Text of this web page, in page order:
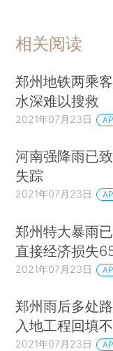
相关阅读
郑州地铁两乘
水深难以搜救
2021年07月23日
河南强降雨已
失踪
2021年07月23日
郑州特大暴雨
直接经济损失
2021年07月23日
郑州雨后多处
入地工程回填
2021年07月23日